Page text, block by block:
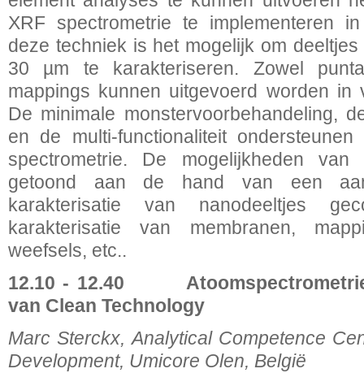
XRF spectrometrie te implementeren
deze techniek is het mogelijk om
30 µm te karakteriseren. Zowel
mappings kunnen uitgevoerd worden in
De minimale monstervoorbehandeling,
en de multi-functionaliteit
spectrometrie. De mogelijkheden
getoond aan de hand van een
karakterisatie van nanodeeltjes
karakterisatie van membranen,
weefsels, etc..
12.10 - 12.40
van Clean Technology
Marc Sterckx, Analytical Competence
Development, Umicore Olen, België